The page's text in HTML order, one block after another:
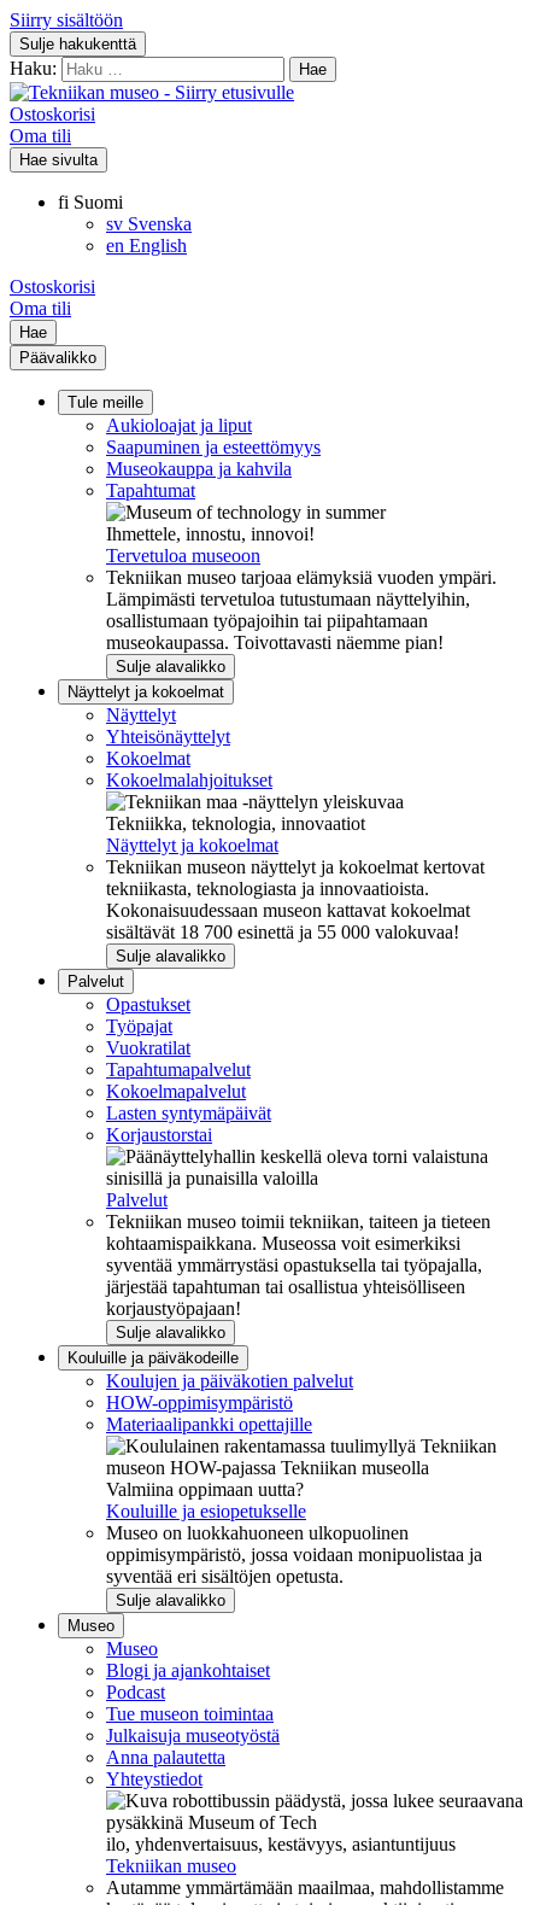
Siirry sisältöön
Sulje hakukenttä
Haku:
Ostoskorisi
Oma tili
Hae sivulta
fi Suomi
sv Svenska
en English
Ostoskorisi
Oma tili
Hae
Päävalikko
Tule meille
Aukioloajat ja liput
Saapuminen ja esteettömyys
Museokauppa ja kahvila
Tapahtumat
Ihmettele, innostu, innovoi!
Tervetuloa museoon
Tekniikan museo tarjoaa elämyksiä vuoden ympäri.
Lämpimästi tervetuloa tutustumaan näyttelyihin,
osallistumaan työpajoihin tai piipahtamaan
museokaupassa. Toivottavasti näemme pian!
Sulje alavalikko
Näyttelyt ja kokoelmat
Näyttelyt
Yhteisönäyttelyt
Kokoelmat
Kokoelmalahjoitukset
Tekniikka, teknologia, innovaatiot
Näyttelyt ja kokoelmat
Tekniikan museon näyttelyt ja kokoelmat kertovat
tekniikasta, teknologiasta ja innovaatioista.
Kokonaisuudessaan museon kattavat kokoelmat
sisältävät 18 700 esinettä ja 55 000 valokuvaa!
Sulje alavalikko
Palvelut
Opastukset
Työpajat
Vuokratilat
Tapahtumapalvelut
Kokoelmapalvelut
Lasten syntymäpäivät
Korjaustorstai
Palvelut
Tekniikan museo toimii tekniikan, taiteen ja tieteen
kohtaamispaikkana. Museossa voit esimerkiksi
syventää ymmärrystäsi opastuksella tai työpajalla,
järjestää tapahtuman tai osallistua yhteisölliseen
korjaustyöpajaan!
Sulje alavalikko
Kouluille ja päiväkodeille
Koulujen ja päiväkotien palvelut
HOW-oppimisympäristö
Materiaalipankki opettajille
Valmiina oppimaan uutta?
Kouluille ja esiopetukselle
Museo on luokkahuoneen ulkopuolinen
oppimisympäristö, jossa voidaan monipuolistaa ja
syventää eri sisältöjen opetusta.
Sulje alavalikko
Museo
Museo
Blogi ja ajankohtaiset
Podcast
Tue museon toimintaa
Julkaisuja museotyöstä
Anna palautetta
Yhteystiedot
ilo, yhdenvertaisuus, kestävyys, asiantuntijuus
Tekniikan museo
Autamme ymmärtämään maailmaa, mahdollistamme